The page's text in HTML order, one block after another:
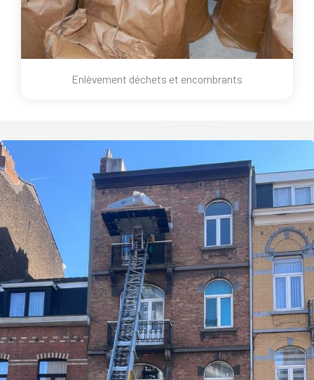
Enlèvement déchets et encombrants